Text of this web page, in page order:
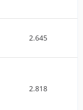
2.645
2.818